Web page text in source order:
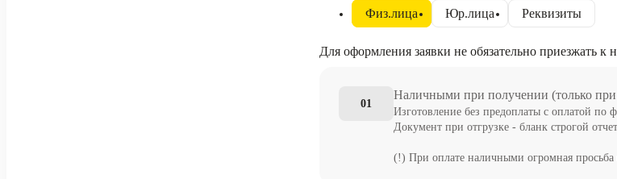
Физ.лица Юр.лица Реквизиты
Для оформления заявки не обязательно приезжать к
01
Наличными при получении (только
Изготовление без предоплаты с оплатой по
Документ при отгрузке - бланк строгой
(!) При оплате наличными огромная просьба